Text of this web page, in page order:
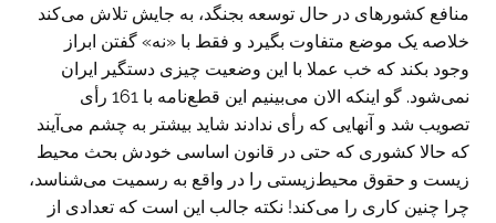
منافع کشورهای در حال توسعه بجنگد، به جایش تلاش می‌کند
خلاصه یک موضع متفاوت بگیرد و فقط با «نه» گفتن ابراز
وجود بکند که خب عملا با این وضعیت چیزی دستگیر ایران
نمی‌شود. گو اینکه الان می‌بینیم این قطع‌نامه با 161 رأی
تصویب شد و آنهایی که رأی ندادند شاید بیشتر به چشم می‌آیند
که حالا کشوری که حتی در قانون اساسی خودش بحث محیط
زیست و حقوق محیط‌زیستی را در واقع به رسمیت می‌شناسد،
چرا چنین کاری را می‌کند! نکته جالب این است که تعدادی از